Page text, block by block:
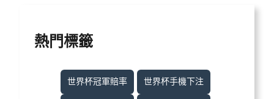
熱門標籤
世界杯冠軍賠率
世界杯手機下注